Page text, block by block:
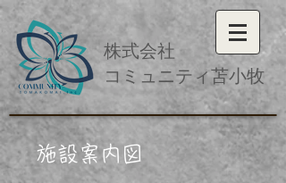
​株式会社
コミュニティ苫小牧
施設​ 案内図